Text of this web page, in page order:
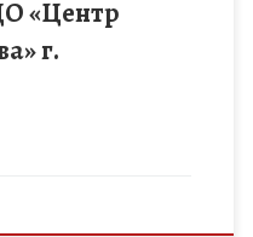
«Центр
г.